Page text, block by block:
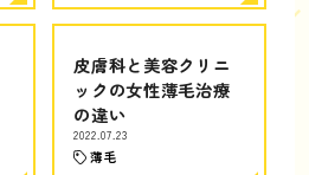
皮膚科と美容クリニ
ックの女性薄毛治療
の違い
2022.07.23
薄毛